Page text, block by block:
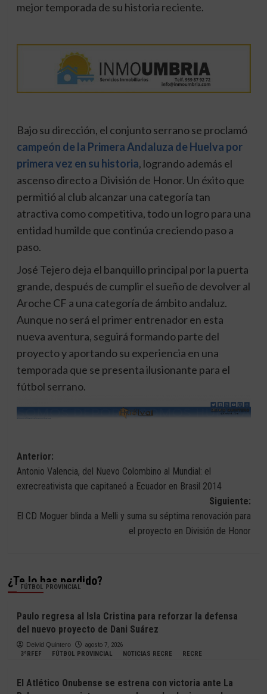
mejor temporada de su historia reciente.
Bajo su dirección, el conjunto serrano se proclamó
campeón de la Primera Andaluza de Huelva por
primera vez en su historia, logrando además el
ascenso directo a División de Honor. Un éxito que
permitió al club alcanzar una categoría tan
atractiva como competitiva, todo un logro para una
entidad humilde que continúa creciendo paso a
paso.
José Tejero deja el banquillo principal por la puerta
grande, después de cumplir el sueño de devolver al
Aroche CF a una categoría de ámbito andaluz.
Aunque no será el primer entrenador en esta
nueva aventura, seguirá formando parte del
proyecto y aportando su experiencia en una
temporada que se presenta ilusionante para el
fútbol serrano.
Navegación
de
entradas
Anterior:
Antonio Valencia, del Nuevo Colombino al Mundial: el
exrecreativista que capitaneó a Ecuador en Brasil 2014
Siguiente:
El CD Moguer blinda a Melli y suma su séptima renovación para
el proyecto en División de Honor
¿Te lo has perdido?
FÚTBOL PROVINCIAL
Paulo regresa al Isla Cristina para reforzar la defensa
del nuevo proyecto de Dani Suárez
Deivid Quintero
agosto 7, 2026
3ªRFEF
FÚTBOL PROVINCIAL NOTICIAS RECRE RECRE
El Atlético Onubense se estrena con victoria ante La